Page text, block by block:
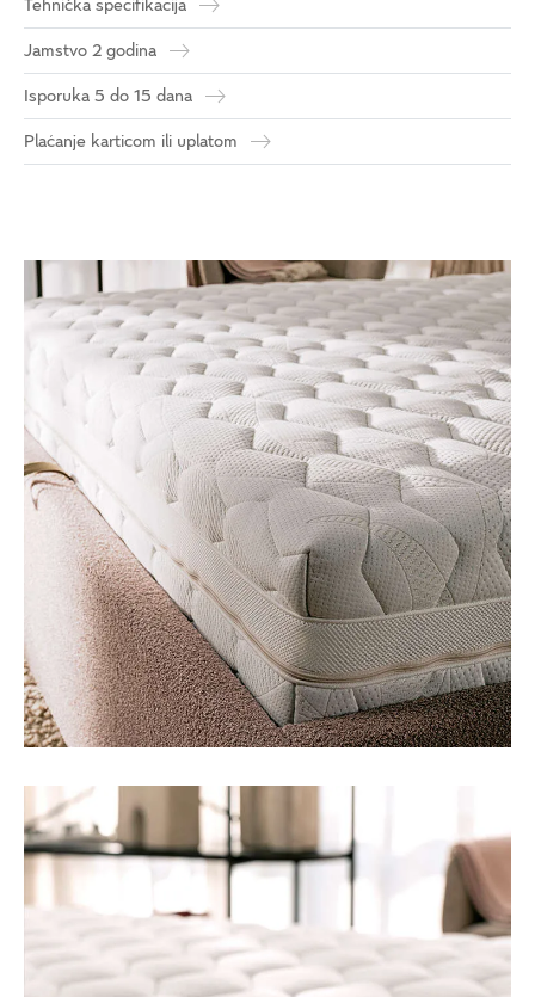
Tehnička specifikacija
Jamstvo 2 godina
Isporuka 5 do 15 dana
Plaćanje karticom ili uplatom